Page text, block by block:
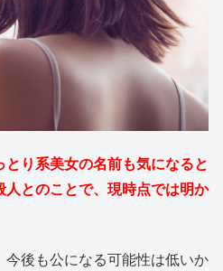
り系美女の名前も気になると
とのことで、現時点では明か
後も公になる可能性は低いか